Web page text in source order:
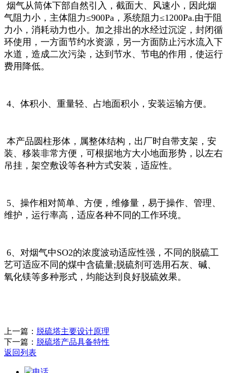
烟气从筒体下部自然引入，截面大、风速小，因此烟
气阻力小，主体阻力≤900Pa，系统阻力≤1200Pa.由于阻
力小，消耗动力也小。加之排出的水经过沉淀，封闭循
环使用，一方面节约水资源，另一方面防止污水流入下
水道，造成二次污染，达到节水、节电的作用，使运行
费用降低。
4、体积小、重量轻、占地面积小，安装运输方便。
本产品圆柱形体，属整体结构，出厂时自带支架，安
装、移装非常方便，可根据地方大小地面形势，以左右
吊挂，架空敷设等各种方式安装，适应性。
5、操作相对简单、方便，维修量，易于操作、管理、
维护，运行率高，适应各种不同的工作环境。
6、对烟气中SO2的浓度波动适应性强，不同的脱硫工
艺可适应不同的煤中含硫量;脱硫剂可选用石灰、碱、
氧化镁等多种形式，均能达到良好脱硫效果。
上一篇： 脱硫塔主要设计原理
下一篇： 脱硫塔产品具备特性
返回列表